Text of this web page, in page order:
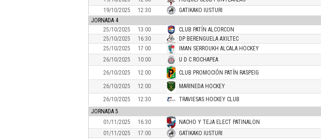
19/10/2025
12:30 GATIKAKO IUSTURI
JORNADA 4
25/10/2025
13:00 CLUB PATÍN ALCORCON
25/10/2025
16:30 DP BERENGUELA AXILTEC
25/10/2025
17:00 IMAN SERROUKH ALCALA HOCKEY
26/10/2025
10:00 U D C ROCHAPEA
26/10/2025
12:00 CLUB PROMOCIÓN PATÍN RASPEIG
26/10/2025
12:00 MARINEDA HOCKEY
26/10/2025
12:30 TRAVIESAS HOCKEY CLUB
JORNADA 5
01/11/2025
16:30 NACHO Y TEJA ELECT PATINALON
01/11/2025
17:00 GATIKAKO IUSTURI